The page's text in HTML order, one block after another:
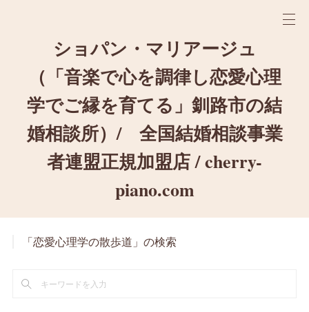
ショパン・マリアージュ
（「音楽で心を調律し恋愛心理
学でご縁を育てる」釧路市の結
婚相談所）/ 全国結婚相談事業
者連盟正規加盟店 / cherry-
piano.com
「恋愛心理学の散歩道」の検索